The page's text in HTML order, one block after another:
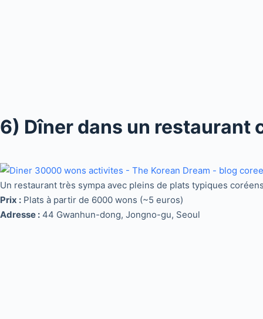
6) Dîner dans un restaurant
Un restaurant très sympa avec pleins de plats typiques
Prix : Plats à partir de 6000 wons (~5 euros)
Adresse : 44 Gwanhun-dong, Jongno-gu, Seoul